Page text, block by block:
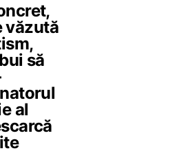
văzută
să
al